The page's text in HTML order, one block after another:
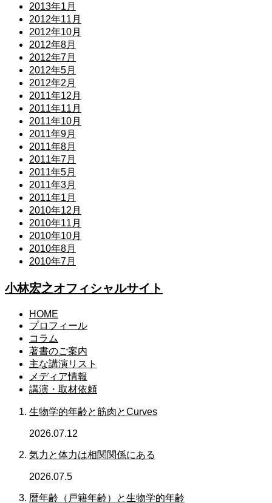
2013年1月
2012年11月
2012年10月
2012年8月
2012年7月
2012年5月
2012年2月
2011年12月
2011年11月
2011年10月
2011年9月
2011年8月
2011年7月
2011年5月
2011年3月
2011年1月
2010年12月
2010年11月
2010年10月
2010年8月
2010年7月
小林宏之オフィシャルサイト
HOME
プロフィール
コラム
著書のご案内
主な講演リスト
メディア情報
講演・取材依頼
生物学的年齢と筋肉とCurves
2026.07.12
気力と体力は相関関係にある
2026.07.5
暦年齢（戸籍年齢）と生物学的年齢